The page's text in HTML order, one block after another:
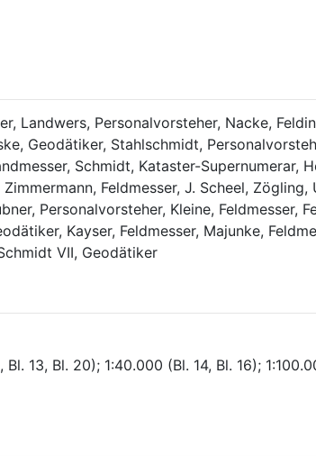
Landwers, Personalvorsteher, Nacke,
Geodätiker, Stahlschmidt,
Schmidt, Kataster-Supernumerar,
Feldmesser, J. Scheel, Zögling,
Personalvorsteher, Kleine, Feldmesser,
Kayser, Feldmesser, Majunke,
VII, Geodätiker
13, Bl. 20); 1:40.000 (Bl. 14, Bl. 16);